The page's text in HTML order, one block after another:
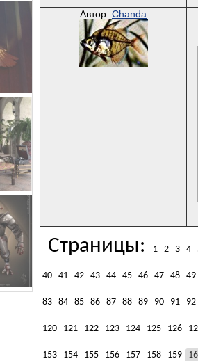
Автор: Chanda
Страницы: 1 2 3 4
40 41 42 43 44 45 46 47 48 49
83 84 85 86 87 88 89 90 91 92
120 121 122 123 124 125 126
153 154 155 156 157 158 159